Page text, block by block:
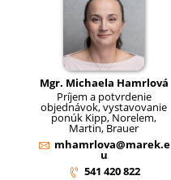
Mgr. Michaela Hamrlová
Príjem a potvrdenie
objednávok, vystavovanie
ponúk Kipp, Norelem,
Martin, Brauer
mhamrlova@marek.e
u
541 420 822